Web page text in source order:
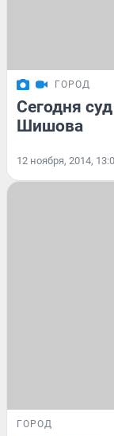
ГОРОД
Сегодня
Шишова
12 ноября, 2014,
ГОРОД